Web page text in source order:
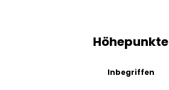
Höhepunkte
Inbegriffen